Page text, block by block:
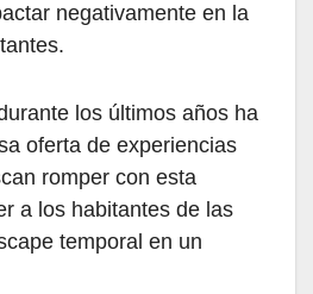
negativamente en la
los últimos años ha
oferta de experiencias
romper con esta
a los habitantes de las
temporal en un